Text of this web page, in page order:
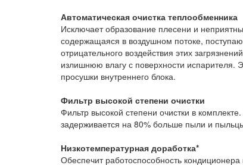
Автоматическая очистка теплообменника
Исключает образование плесени и
содержащаяся в воздушном потоке,
отрицательного воздействия этих
излишнюю влагу с поверхности испарителя.
просушки внутреннего блока.
Фильтр высокой степени очистки
Фильтр высокой степени очистки в
задерживается на 80% больше пыли и
Низкотемпературная доработка*
Обеспечит работоспособность